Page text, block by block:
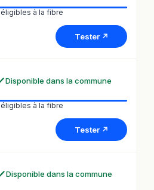
à la fibre
Tester ↗
Disponible dans la commune
à la fibre
Tester ↗
Disponible dans la commune